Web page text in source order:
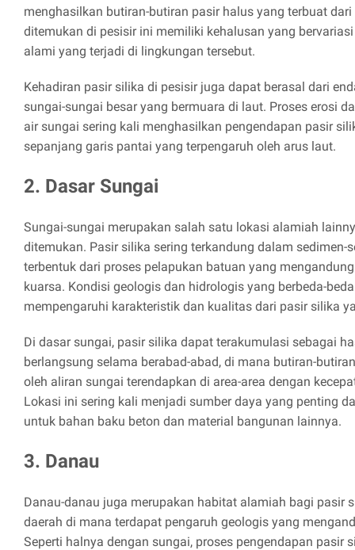
menghasilkan butiran-butiran pasir halus yang terbuat
ditemukan di pesisir ini memiliki kehalusan yang
alami yang terjadi di lingkungan tersebut.
Kehadiran pasir silika di pesisir juga dapat berasal dari
sungai-sungai besar yang bermuara di laut. Proses erosi
air sungai sering kali menghasilkan pengendapan pasir
sepanjang garis pantai yang terpengaruh oleh arus laut.
2. Dasar Sungai
Sungai-sungai merupakan salah satu lokasi alamiah
ditemukan. Pasir silika sering terkandung dalam sedimen-
terbentuk dari proses pelapukan batuan yang
kuarsa. Kondisi geologis dan hidrologis yang berbeda-
mempengaruhi karakteristik dan kualitas dari pasir silika
Di dasar sungai, pasir silika dapat terakumulasi sebagai
berlangsung selama berabad-abad, di mana butiran-
oleh aliran sungai terendapkan di area-area dengan
Lokasi ini sering kali menjadi sumber daya yang penting
untuk bahan baku beton dan material bangunan lainnya.
3. Danau
Danau-danau juga merupakan habitat alamiah bagi pasir
daerah di mana terdapat pengaruh geologis yang
Seperti halnya dengan sungai, proses pengendapan pasir